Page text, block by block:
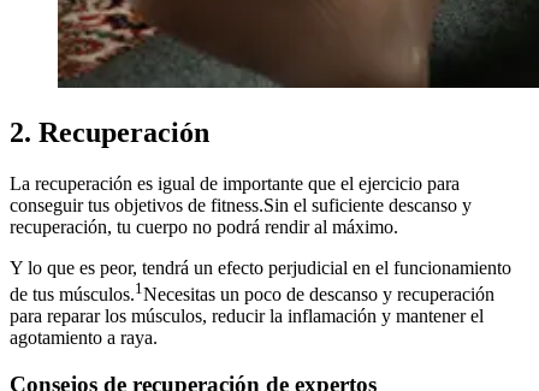
2. Recuperación
La recuperación es igual de importante que el ejercicio para
conseguir tus objetivos de fitness.Sin el suficiente descanso y
recuperación, tu cuerpo no podrá rendir al máximo.
Y lo que es peor, tendrá un efecto perjudicial en el funcionamiento
de tus músculos.1 Necesitas un poco de descanso y recuperación
para reparar los músculos, reducir la inflamación y mantener el
agotamiento a raya.
Consejos de recuperación de expertos